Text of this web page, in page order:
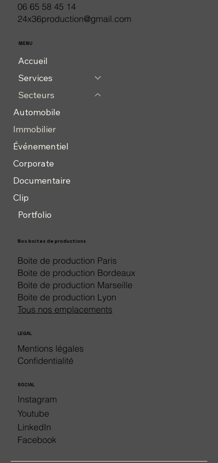
06 65 58 45 14
24x36production@gmail.com
MENU
Accueil
Services
Secteurs
Automobile
Immobilier
Événementiel
Corporate
Documentaire
Clip
Portfolio
Boite de production Paris
Boite de production Bordeaux
Boite de production Marseille
Boite de production Lyon
Tous nos emplacements
Nos boites de productions
Mentions légales​
Confidentialité
LEGAL
SOCIAL
Instagram
Youtube
Facebook
LinkedIn